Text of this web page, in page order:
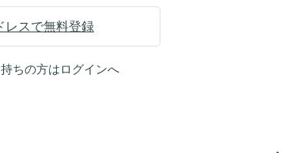
レスで無料登録
ちの方はログインへ